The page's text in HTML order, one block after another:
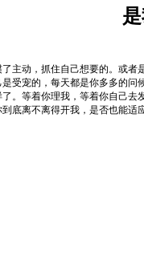
主动，抓住自己想要的。或者
受宠的，每天都是你多多的
。等着你理我，等着你自己
底离不离得开我，是否也能适